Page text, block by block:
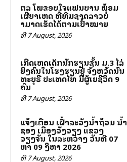
ສຕລ ໂພສຂອບໃຈແຟນບານ ພ້ອມ
ເຜີຍສາເຫດ ທີ່ທີມຊາດລາວບໍ່
ສາມາດເຮັດໄດ້ຕາມເປົ້າໝາຍ
ທີ 7 August, 2026
ເກີດເຫດເດັກນັກຮຽນຊັ້ນ ມ.3 ໄລ່
ຍິງຄົນໃນໂຮງຮຽນຢູ່ ຈັງຫວັດນົນ
ທະບຸຣີ ປະເທດໄທ ມີຜູ້ເສຍຊີວິດ 9
ຄົນ
ທີ 7 August, 2026
ແຈ້ງເຕືອນ ເຝົ້າລະວັງນ້ຳຖ້ວມ ນ້ຳ
ຊອງ ເມືອງວັງວຽງ ແຂວງ
ວຽງຈັນ ໃນລະຫວ່າງ ວັນທີ 07
ຫາ 09 ສິງຫາ 2026
ທີ 7 August, 2026